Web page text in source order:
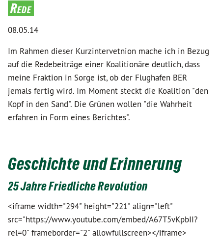
Rede
08.05.14
Im Rahmen dieser Kurzintervetnion mache ich in Bezug
auf die Redebeiträge einer Koalitionäre deutlich, dass
meine Fraktion in Sorge ist, ob der Flughafen BER
jemals fertig wird. Im Moment steckt die Koalition "den
Kopf in den Sand". Die Grünen wollen "die Wahrheit
erfahren in Form eines Berichtes".
Geschichte und Erinnerung
25 Jahre Friedliche Revolution
<iframe width="294" height="221" align="left"
src="https://www.youtube.com/embed/A67T5vKpbII?
rel=0" frameborder="2" allowfullscreen></iframe>